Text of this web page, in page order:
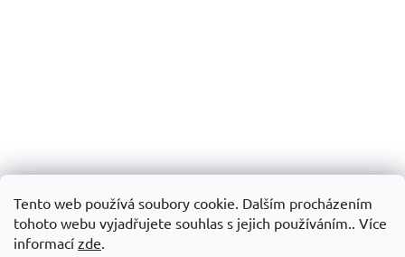
Tento web používá soubory cookie. Dalším procházením
tohoto webu vyjadřujete souhlas s jejich používáním.. Více
informací zde.